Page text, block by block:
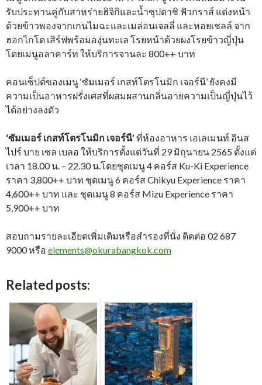
รับประทานคู่กับสาหร่ายฮิจิกิและน้ำซุปดาชิ ฟัวกราส์ แต่งหน้า
ด้วยข้าวพองจากเกนไมฉะและเมล่อนเจลลี่ และหอยเชลล์ จาก
ฮอกไกโด เสิร์ฟพร้อมองุ่นทะเล โรยหน้าด้วยผงโรยข้าวญี่ปุ่น
โดยเมนูอลาคาร์ท ให้บริการจานละ 800++ บาท
คอนเซ็ปต์ของเมนู ‘ซัมเมอร์ เกสท์โตรโนมิก เจอร์นี’ ยังคงมี
ความเป็นอาหารฝรั่งเศสที่ผสมผสานกลิ่นอายความเป็นญี่ปุ่นไว้
ได้อย่างลงตัว
‘ซัมเมอร์ เกสท์โตรโนมิก เจอร์นี’ ที่ห้องอาหาร เอเลเมนท์ อินส
ไปร์ บาย เซล เบลอ ให้บริการตั้งแต่วันที่ 29 มิถุนายน 2565 ตั้งแต่
เวลา 18.00 น. – 22.30 น.โดยชุดเมนู 4 คอร์ส Ku-Ki Experience
ราคา 3,800++ บาท ชุดเมนู 6 คอร์ส Chikyu Experience ราคา
4,600++ บาท และ ชุดเมนู 8 คอร์ส Mizu Experience ราคา
5,900++ บาท
สอบถามรายละเอียดเพิ่มเติมหรือสำรองที่นั่ง ติดต่อ 02 687
9000 หรือ elements@okurabangkok.com
Related posts: